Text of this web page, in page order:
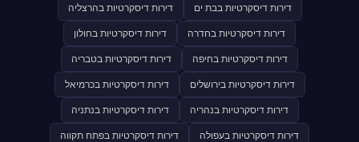
דירות דיסקרטיות בבת ים דירות דיסקרטיות בהרצליה
דירות דיסקרטיות בחדרה דירות דיסקרטיות בחולון
דירות דיסקרטיות בחיפה דירות דיסקרטיות בטבריה
דירות דיסקרטיות בירושלים דירות דיסקרטיות בכרמיאל
דירות דיסקרטיות בנהריה דירות דיסקרטיות בנתניה
דירות דיסקרטיות בעפולה דירות דיסקרטיות בפתח תקווה